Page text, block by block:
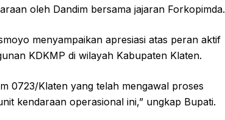
oleh Dandim bersama jajaran Forkopimda.
menyampaikan apresiasi atas peran aktif
KDKMP di wilayah Kabupaten Klaten.
0723/Klaten yang telah mengawal proses
kendaraan operasional ini,” ungkap Bupati.